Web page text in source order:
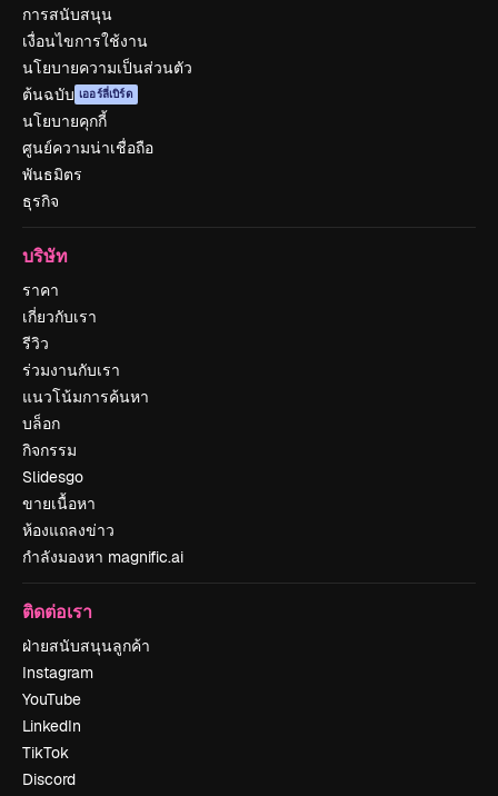
การสนับสนุน
เงื่อนไขการใช้งาน
นโยบายความเป็นส่วนตัว
ต้นฉบับ เออร์ลี่เบิร์ด
นโยบายคุกกี้
ศูนย์ความน่าเชื่อถือ
พันธมิตร
ธุรกิจ
บริษัท
ราคา
เกี่ยวกับเรา
รีวิว
ร่วมงานกับเรา
แนวโน้มการค้นหา
บล็อก
กิจกรรม
Slidesgo
ขายเนื้อหา
ห้องแถลงข่าว
กำลังมองหา magnific.ai
ติดต่อเรา
ฝ่ายสนับสนุนลูกค้า
Instagram
YouTube
LinkedIn
TikTok
Discord